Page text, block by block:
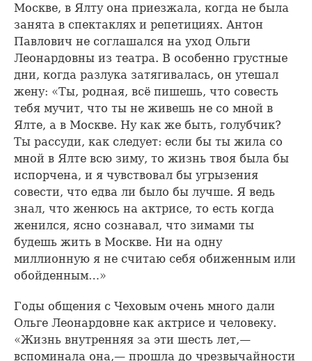
Москве, в Ялту она приезжала, когда не была
занята в спектаклях и репетициях. Антон
Павлович не соглашался на уход Ольги
Леонардовны из театра. В особенно грустные
дни, когда разлука затягивалась, он утешал
жену: «Ты, родная, всё пишешь, что совесть
тебя мучит, что ты не живешь не со мной в
Ялте, а в Москве. Ну как же быть, голубчик?
Ты рассуди, как следует: если бы ты жила со
мной в Ялте всю зиму, то жизнь твоя была бы
испорчена, и я чувствовал бы угрызения
совести, что едва ли было бы лучше. Я ведь
знал, что женюсь на актрисе, то есть когда
женился, ясно сознавал, что зимами ты
будешь жить в Москве. Ни на одну
миллионную я не считаю себя обиженным или
обойденным…»
Годы общения с Чеховым очень много дали
Ольге Леонардовне как актрисе и человеку.
«Жизнь внутренняя за эти шесть лет,—
вспоминала она,— прошла до чрезвычайности